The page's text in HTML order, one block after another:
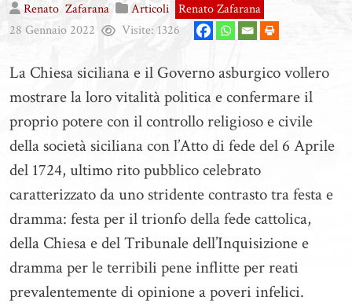
Renato Zafarana Articoli Renato Zafarana
28 Gennaio 2022
Visite: 1326
La Chiesa siciliana e il Governo asburgico vollero
mostrare la loro vitalità politica e confermare il
proprio potere con il controllo religioso e civile
della società siciliana con l’Atto di fede del 6 Aprile
del 1724, ultimo rito pubblico celebrato
caratterizzato da uno stridente contrasto tra festa e
dramma: festa per il trionfo della fede cattolica,
della Chiesa e del Tribunale dell’Inquisizione e
dramma per le terribili pene inflitte per reati
prevalentemente di opinione a poveri infelici.